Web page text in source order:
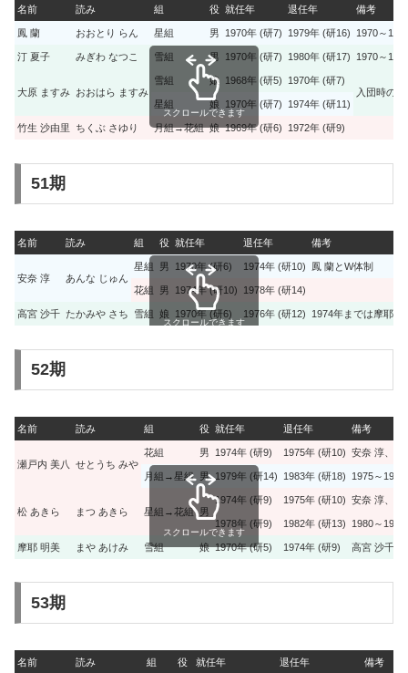
名前 読み 組 役 就任年 退任年 備考
鳳 蘭 おおとり らん 星組 男 1970年 (研7) 1979年 (研16) 1970～
汀 夏子 みぎわ なつこ 雪組 男 1970年 (研7) 1980年 (研17) 1970～
大原 ますみ おおはら ますみ
雪組 娘 1968年 (研5)
1970年 (研7)
入団時の
星組
娘 1970年 (研7) 1974年 (研11)
竹生 沙由里 ちくぶ さゆり 月組→花組 娘 1969年 (研6) 1972年 (研9)
スクロールできます
51期
名前 読み 組 役 就任年 退任年 備考
安奈 淳 あんな じゅん
星組 男 1970年 (研6) 1974年 (研10) 鳳 蘭とW体制
花組 男 1974年 (研10) 1978年 (研14)
高宮 沙千 たかみや さち 雪組 娘 1970年 (研6) 1976年 (研12) 1974年までは摩耶
スクロールできます
52期
名前 読み 組 役 就任年 退任年 備考
瀬戸内 美八 せとうち みや
花組 男 1974年 (研9) 1975年 (研10) 安奈 淳、松
月組→星組 男 1979年 (研14) 1983年 (研18) 1975～
松 あきら まつ あきら 星組→花組 男
1974年 (研9) 1975年 (研10) 安奈 淳、瀬
1978年 (研9) 1982年 (研13) 1980～
摩耶 明美 まや あけみ 雪組 娘 1970年 (研5) 1974年 (研9) 高宮 沙千と
スクロールできます
53期
名前 読み 組 役 就任年 退任年 備考